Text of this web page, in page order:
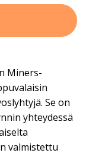
Miners-
Se on
yhteydessä
valmistettu